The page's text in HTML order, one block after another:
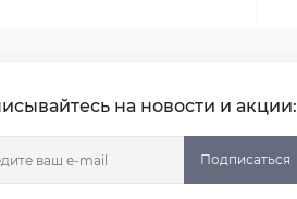
на новости и акции:
Подписаться